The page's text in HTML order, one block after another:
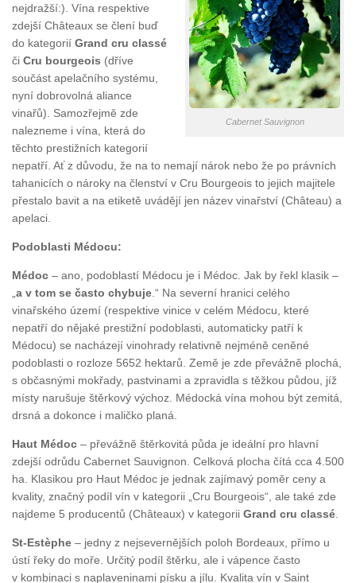
Cabernet Sauvignon
nejdražší:). Vína respektive
zdejší Châteaux se člení buď
do kategorií Grand cru classé
či Cru bourgeois (dříve
součást apelačního systému,
nyní dobrovolná aliance
vinařů). Samozřejmě zde
nalezneme i vína, která do
těchto prestižních kategorií
nepatří. Ať z důvodu, že na to nemají nárok nebo že po právních
tahanicích o nároky na členství v Cru Bourgeois to jejich majitele
přestalo bavit a na etiketě uvádějí jen název vinařství (Château) a
apelaci.
Podoblasti Médocu:
Médoc – ano, podoblastí Médocu je i Médoc. Jak by řekl klasik –
a v tom se často chybuje .“ Na severní hranici celého
vinařského území (respektive vinice v celém Médocu, které
nepatří do nějaké prestižní podoblasti, automaticky patří k
Médocu) se nacházejí vinohrady relativně nejméně ceněné
podoblasti o rozloze 5652 hektarů. Země je zde převážně plochá,
s občasnými mokřady, pastvinami a zpravidla s těžkou půdou, jíž
místy narušuje štěrkový výchoz. Médocká vína mohou být zemitá,
drsná a dokonce i maličko planá.
Haut Médoc – převážně štěrkovitá půda je ideální pro hlavní
zdejší odrůdu Cabernet Sauvignon. Celková plocha čítá cca 4.500
ha. Klasikou pro Haut Médoc je jednak zajímavý poměr ceny a
kvality, značný podíl vín v kategorii „Cru Bourgeois“, ale také zde
najdeme 5 producentů (Châteaux) v kategorii Grand cru classé
St-Estèphe – jedny z nejsevernějších poloh Bordeaux, přímo u
ústí řeky do moře. Určitý podíl štěrku, ale i vápence často
v kombinaci s naplaveninami písku a jílu. Kvalita vín v Saint